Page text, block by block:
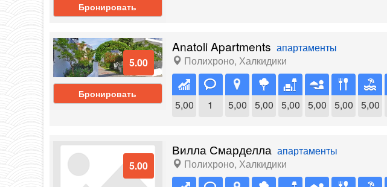
Бронировать
5.00
Бронировать
Anatoli Apartments апартаменты
Полихроно, Халкидики
5,00 1 5,00 5,00 5,00 5,00 5,00 5,00
5.00
Вилла Смарделла апартаменты
Полихроно, Халкидики